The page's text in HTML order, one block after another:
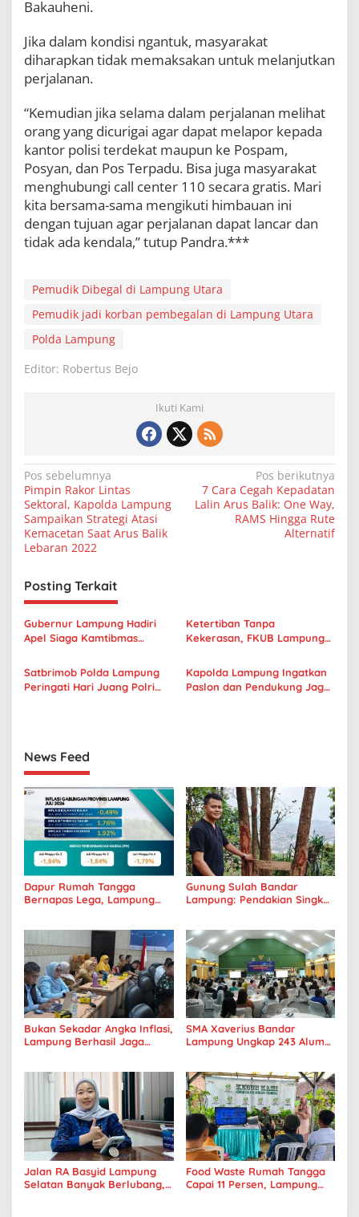
Bakauheni.
Jika dalam kondisi ngantuk, masyarakat
diharapkan tidak memaksakan untuk melanjutkan
perjalanan.
“Kemudian jika selama dalam perjalanan melihat
orang yang dicurigai agar dapat melapor kepada
kantor polisi terdekat maupun ke Pospam,
Posyan, dan Pos Terpadu. Bisa juga masyarakat
menghubungi call center 110 secara gratis. Mari
kita bersama-sama mengikuti himbauan ini
dengan tujuan agar perjalanan dapat lancar dan
tidak ada kendala,” tutup Pandra.***
Pemudik Dibegal di Lampung Utara
Pemudik jadi korban pembegalan di Lampung Utara
Polda Lampung
Editor: Robertus Bejo
Ikuti Kami
N
a
v
i
a
s
i
o
Pos sebelumnya
Pimpin Rakor Lintas
Sektoral, Kapolda Lampung
Sampaikan Strategi Atasi
Kemacetan Saat Arus Balik
Lebaran 2022
Pos berikutnya
7 Cara Cegah Kepadatan
Lalin Arus Balik: One Way,
RAMS Hingga Rute
Alternatif
Posting Terkait
Gubernur Lampung Hadiri
Apel Siaga Kamtibmas
Lampung
Ketertiban Tanpa
Kekerasan, FKUB Lampung
Pengamanan Unjuk Rasa
Satbrimob Polda Lampung
Peringati Hari Juang Polri
Kapolda Lampung Ingatkan
Paslon dan Pendukung Jaga
News Feed
Dapur Rumah Tangga
Bernapas Lega, Lampung
Gunung Sulah Bandar
Lampung: Pendakian Singkat
Bukan Sekadar Angka Inflasi,
Lampung Berhasil Jaga
SMA Xaverius Bandar
Lampung Ungkap 243 Alumni
Jalan RA Basyid Lampung
Selatan Banyak Berlubang,
Food Waste Rumah Tangga
Capai 11 Persen, Lampung